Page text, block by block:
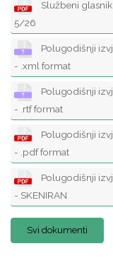
Službeni
5/26
Polugodišnji
- .xml format
Polugodišnji
- .rtf format
Polugodišnji
- .pdf format
Polugodišnji
- SKENIRAN
Svi dokumenti